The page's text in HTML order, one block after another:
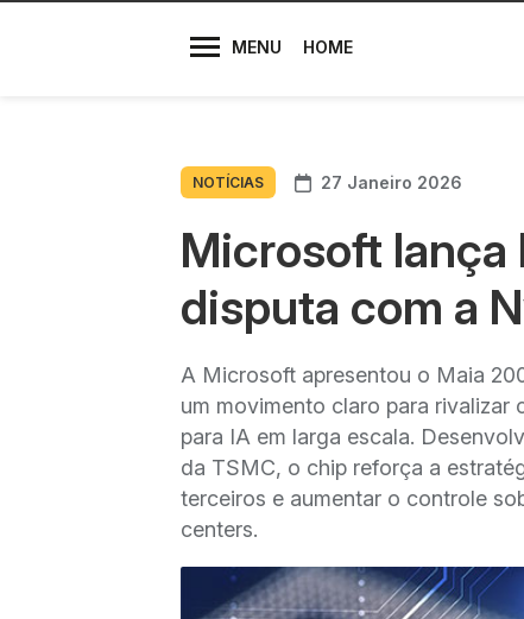
MENU HOME
Diretores
NOTÍCIAS 27 Janeiro 2026
Microsoft lança
disputa com a
A Microsoft apresentou o Maia
um movimento claro para
para IA em larga escala.
da TSMC, o chip reforça a
terceiros e aumentar o controle
centers.